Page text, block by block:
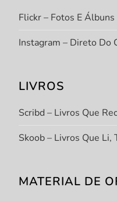
Flickr – Fotos E Álbuns
Instagram – Direto Do
LIVROS
Scribd – Livros Que
Skoob – Livros Que Li,
MATERIAL DE